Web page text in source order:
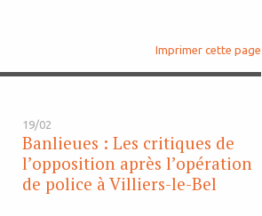
Imprimer cette page
19/02
Banlieues : Les critiques de
l’opposition après l’opération
de police à Villiers-le-Bel